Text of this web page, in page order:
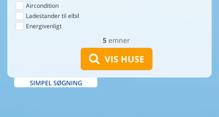
5 emner
VIS HUSE
Aircondition
Ladestander til elbil
Energivenligt
SIMPEL SØGNING